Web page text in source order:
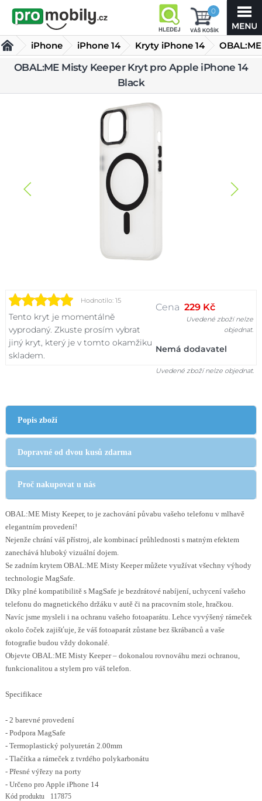
0
iPhone iPhone 14 Kryty iPhone 14
OBAL:ME
Misty
Keeper Kryt pro Apple iPhone 14 Black
OBAL:ME Misty Keeper Kryt pro Apple iPhone 14
Black
Hodnotilo: 15
Tento kryt je momentálně
vyprodaný. Zkuste prosím vybrat
jiný kryt, který je v tomto okamžiku
skladem.
Cena 229 Kč
Uvedené zboží nelze
objednat.
Nemá dodavatel
Uvedené zboží nelze objednat.
Popis zboží
Dopravné od dvou kusů zdarma
Proč nakupovat u nás
OBAL:ME Misty Keeper, to je zachování půvabu vašeho telefonu v mlhavě
elegantním provedení!
Nejenže chrání váš přístroj, ale kombinací průhlednosti s matným efektem
zanechává hluboký vizuální dojem.
Se zadním krytem OBAL:ME Misty Keeper můžete využívat všechny výhody
technologie MagSafe.
Díky plné kompatibilitě s MagSafe je bezdrátové nabíjení, uchycení vašeho
telefonu do magnetického držáku v autě či na pracovním stole, hračkou.
Navíc jsme mysleli i na ochranu vašeho fotoaparátu. Lehce vyvýšený rámeček
okolo čoček zajišťuje, že váš fotoaparát zůstane bez škrábanců a vaše
fotografie budou vždy dokonalé.
Objevte OBAL:ME Misty Keeper – dokonalou rovnováhu mezi ochranou,
funkcionalitou a stylem pro váš telefon.
Specifikace
- 2 barevné provedení
- Podpora MagSafe
- Termoplastický polyuretán 2.00mm
- Tlačítka a rámeček z tvrdého polykarbonátu
- Přesné výřezy na porty
- Určeno pro Apple iPhone 14
Kód produktu 117875